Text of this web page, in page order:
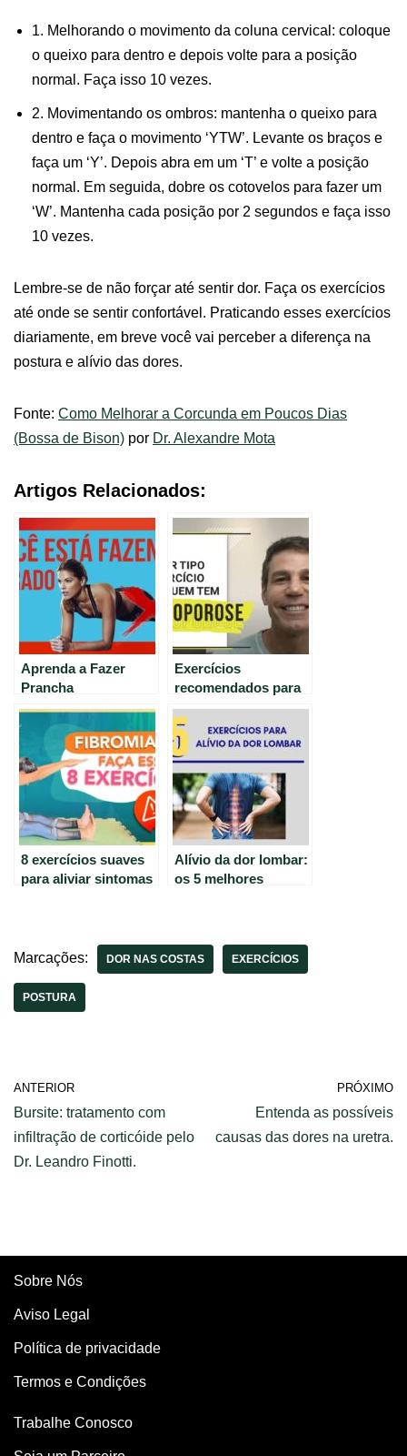
1. Melhorando o movimento da coluna cervical: coloque
o queixo para dentro e depois volte para a posição
normal. Faça isso 10 vezes.
2. Movimentando os ombros: mantenha o queixo para
dentro e faça o movimento ‘YTW’. Levante os braços e
faça um ‘Y’. Depois abra em um ‘T’ e volte a posição
normal. Em seguida, dobre os cotovelos para fazer um
‘W’. Mantenha cada posição por 2 segundos e faça isso
10 vezes.
Lembre-se de não forçar até sentir dor. Faça os exercícios
até onde se sentir confortável. Praticando esses exercícios
diariamente, em breve você vai perceber a diferença na
postura e alívio das dores.
Fonte: Como Melhorar a Corcunda em Poucos Dias
(Bossa de Bison) por Dr. Alexandre Mota
Artigos Relacionados:
Aprenda a Fazer
Prancha
Corretamente: Evite
Dor nas Costas e
Sinta seu Abdômen
Exercícios
recomendados para
pessoas com
osteoporose – Dicas
do Marcio Atalla
8 exercícios suaves
para aliviar sintomas
Alívio da dor lombar:
os 5 melhores
Marcações:
DOR NAS COSTAS EXERCÍCIOS
POSTURA
ANTERIOR
Bursite: tratamento com
infiltração de corticóide pelo
Dr. Leandro Finotti.
PRÓXIMO
Entenda as possíveis
causas das dores na uretra.
Sobre Nós
Aviso Legal
Política de privacidade
Termos e Condições
Trabalhe Conosco